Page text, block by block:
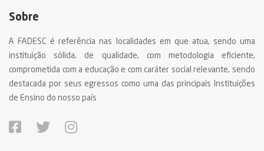
Sobre
A FADESC é referência nas localidades em que atua, sendo uma
instituição sólida, de qualidade, com metodologia eficiente,
comprometida com a educação e com caráter social relevante, sendo
destacada por seus egressos como uma das principais Instituições
de Ensino do nosso país